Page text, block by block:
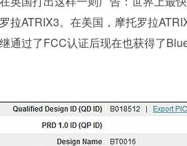
拉ATRIX3。在美国，摩托罗拉
通过了FCC认证后现在也获得了